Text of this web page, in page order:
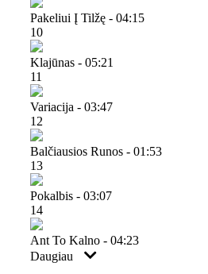
Pakeliui Į Tilžę - 04:15
10
Klajūnas - 05:21
11
Variacija - 03:47
12
Balčiausios Runos - 01:53
13
Pokalbis - 03:07
14
Ant To Kalno - 04:23
Daugiau